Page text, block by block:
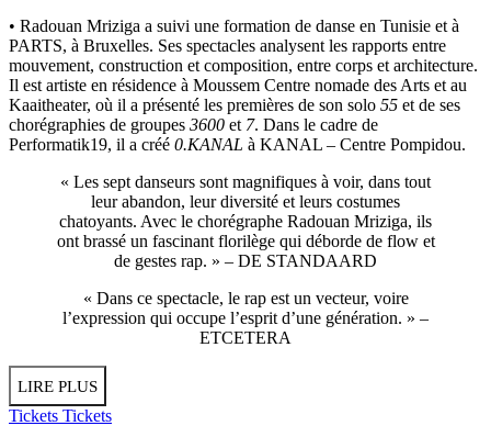
• Radouan Mriziga a suivi une formation de danse en Tunisie et à
PARTS, à Bruxelles. Ses spectacles analysent les rapports entre
mouvement, construction et composition, entre corps et architecture.
Il est artiste en résidence à Moussem Centre nomade des Arts et au
Kaaitheater, où il a présenté les premières de son solo 55 et de ses
chorégraphies de groupes 3600 et 7. Dans le cadre de
Performatik19, il a créé 0.KANAL à KANAL – Centre Pompidou.
« Les sept danseurs sont magnifiques à voir, dans tout
leur abandon, leur diversité et leurs costumes
chatoyants. Avec le chorégraphe Radouan Mriziga, ils
ont brassé un fascinant florilège qui déborde de flow et
de gestes rap. » – DE STANDAARD
« Dans ce spectacle, le rap est un vecteur, voire
l’expression qui occupe l’esprit d’une génération. » –
ETCETERA
LIRE PLUS
Tickets Tickets